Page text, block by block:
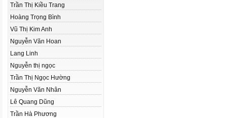
Trần Thị Kiều Trang
Hoàng Trọng Bình
Vũ Thị Kim Anh
Nguyễn Văn Hoan
Lang Linh
Nguyễn thị ngọc
Trần Thị Ngọc Hường
Nguyễn Văn Nhân
Lê Quang Dũng
Trần Hà Phương